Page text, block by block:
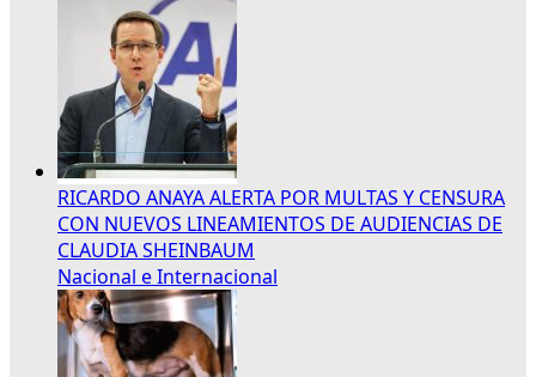
RICARDO ANAYA ALERTA POR MULTAS Y CENSURA
CON NUEVOS LINEAMIENTOS DE AUDIENCIAS DE
CLAUDIA SHEINBAUM
Nacional e Internacional